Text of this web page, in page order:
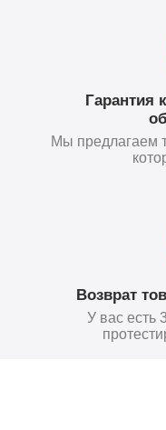
Гарантия
Мы предлагаем
Возврат
У вас есть